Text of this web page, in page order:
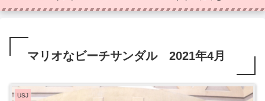
マリオなビーチサンダル 2021年4月
USJ